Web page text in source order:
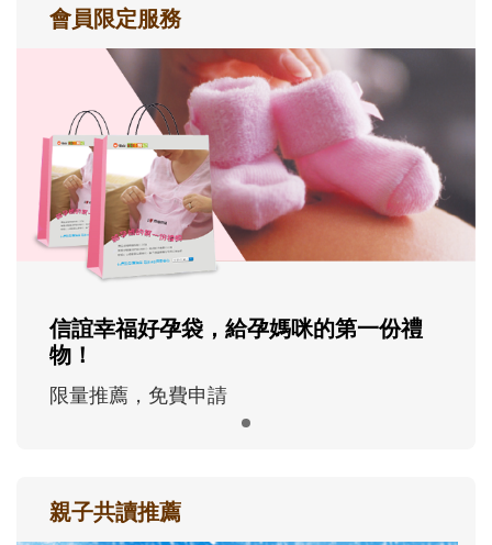
會員限定服務
信誼幸福好孕袋，給孕媽咪的第一份禮
物！
限量推薦，免費申請
親子共讀推薦